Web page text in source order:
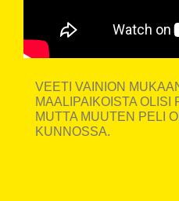
VEETI VAINION
MAALIPAIKOISTA OLISI
MUTTA MUUTEN PELI
KUNNOSSA.